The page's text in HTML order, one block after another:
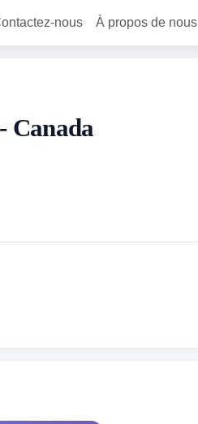
nous À propos de nous
Canada